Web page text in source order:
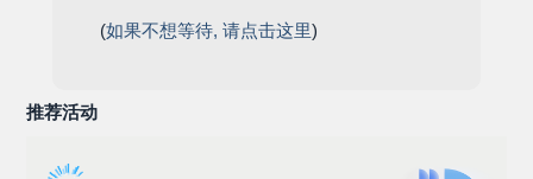
(如果不想等待, 请点击这里)
推荐活动